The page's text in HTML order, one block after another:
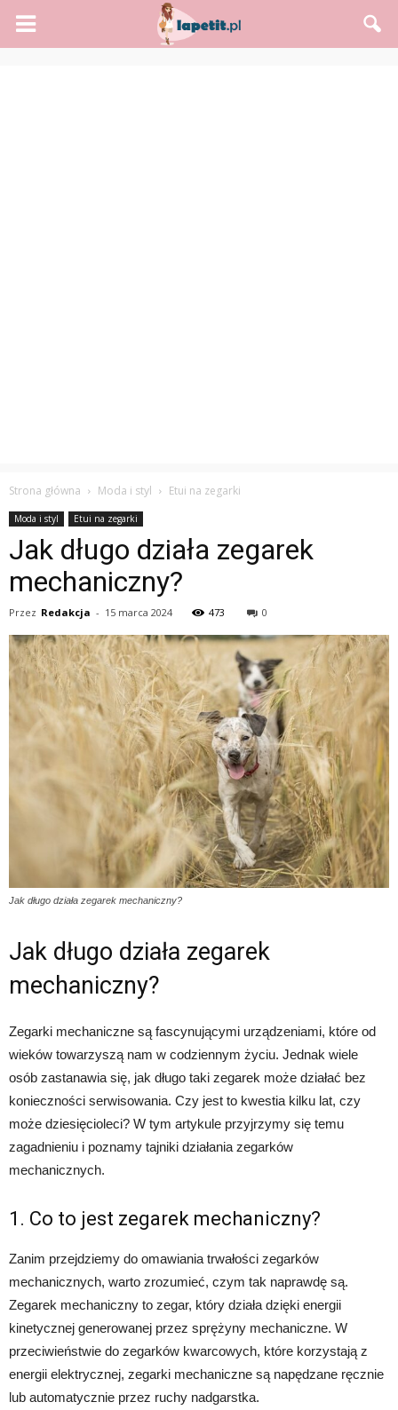
Strona główna Moda i styl Etui na zegarki
Moda i styl Etui na zegarki
Jak długo działa zegarek
mechaniczny?
Przez Redakcja - 15 marca 2024 473 0
Jak długo działa zegarek mechaniczny?
Jak długo działa zegarek
mechaniczny?
Zegarki mechaniczne są fascynującymi urządzeniami, które od
wieków towarzyszą nam w codziennym życiu. Jednak wiele
osób zastanawia się, jak długo taki zegarek może działać bez
konieczności serwisowania. Czy jest to kwestia kilku lat, czy
może dziesięcioleci? W tym artykule przyjrzymy się temu
zagadnieniu i poznamy tajniki działania zegarków
mechanicznych.
1. Co to jest zegarek mechaniczny?
Zanim przejdziemy do omawiania trwałości zegarków
mechanicznych, warto zrozumieć, czym tak naprawdę są.
Zegarek mechaniczny to zegar, który działa dzięki energii
kinetycznej generowanej przez sprężyny mechaniczne. W
przeciwieństwie do zegarków kwarcowych, które korzystają z
energii elektrycznej, zegarki mechaniczne są napędzane ręcznie
lub automatycznie przez ruchy nadgarstka.